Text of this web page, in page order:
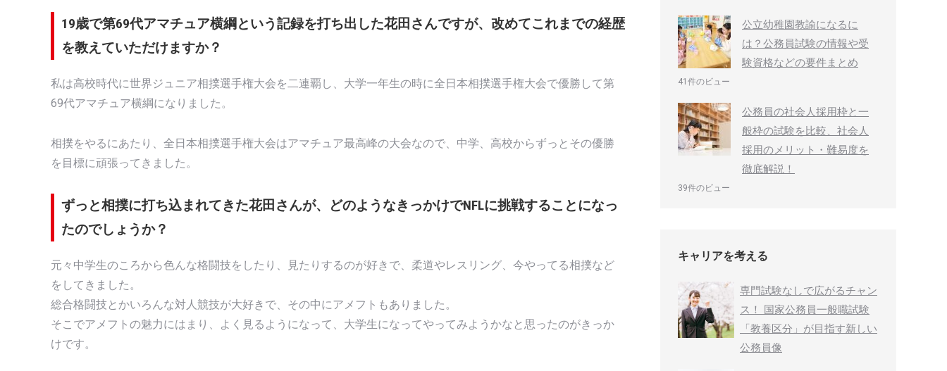
19歳で第69代アマチュア横綱という記録を打ち出した花田さんですが、改めてこれまでの経歴
を教えていただけますか？
私は高校時代に世界ジュニア相撲選手権大会を二連覇し、大学一年生の時に全日本相撲選手権大会で優勝して第
69代アマチュア横綱になりました。
相撲をやるにあたり、全日本相撲選手権大会はアマチュア最高峰の大会なので、中学、高校からずっとその優勝
を目標に頑張ってきました。
ずっと相撲に打ち込まれてきた花田さんが、どのようなきっかけでNFLに挑戦することになっ
たのでしょうか？
元々中学生のころから色んな格闘技をしたり、見たりするのが好きで、柔道やレスリング、今やってる相撲など
をしてきました。
総合格闘技とかいろんな対人競技が大好きで、その中にアメフトもありました。
そこでアメフトの魅力にはまり、よく見るようになって、大学生になってやってみようかなと思ったのがきっか
けです。
公立幼稚園教諭になるに
は？公務員試験の情報や受
験資格などの要件まとめ
41件のビュー
公務員の社会人採用枠と一
般枠の試験を比較、社会人
採用のメリット・難易度を
徹底解説！
39件のビュー
キャリアを考える
専門試験なしで広がるチャン
ス！ 国家公務員一般職試験
「教養区分」が目指す新しい
公務員像